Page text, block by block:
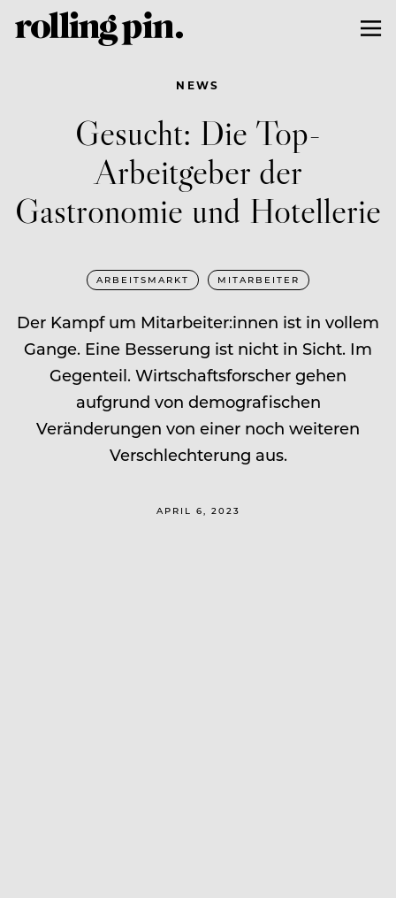
NEWS
Gesucht: Die Top-
Arbeitgeber der
Gastronomie und Hotellerie
ARBEITSMARKT MITARBEITER
Der Kampf um Mitarbeiter:innen ist in vollem
Gange. Eine Besserung ist nicht in Sicht. Im
Gegenteil. Wirtschaftsforscher gehen
aufgrund von demografischen
Veränderungen von einer noch weiteren
Verschlechterung aus.
APRIL 6, 2023